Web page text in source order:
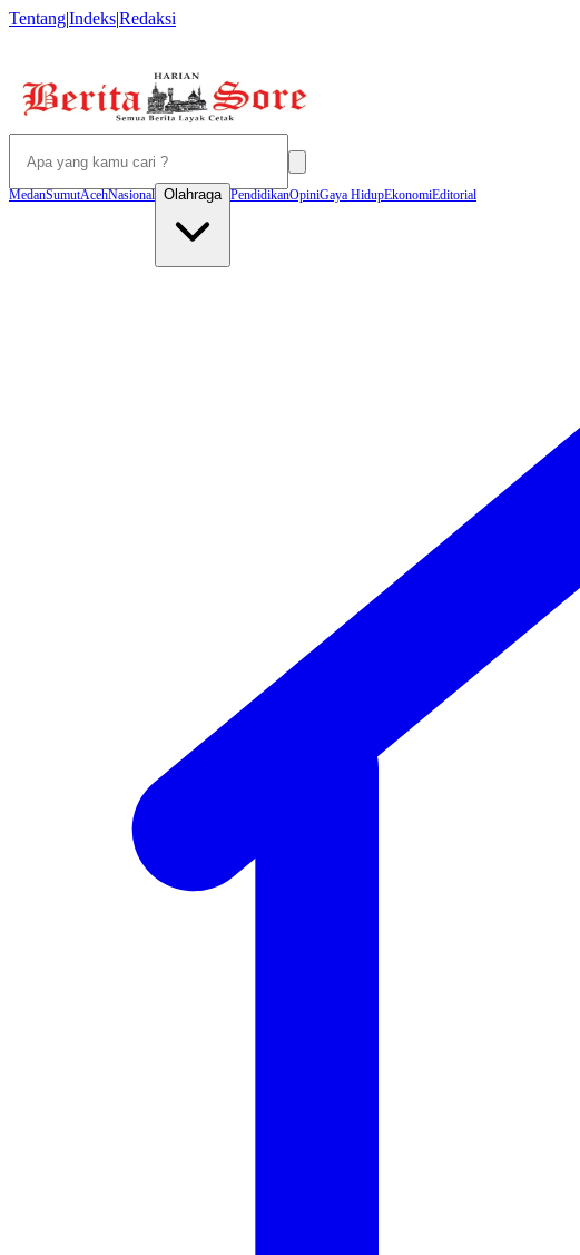
Tentang|Indeks|Redaksi
MedanSumutAcehNasional Olahraga PendidikanOpiniGaya HidupEkonomiEditorial